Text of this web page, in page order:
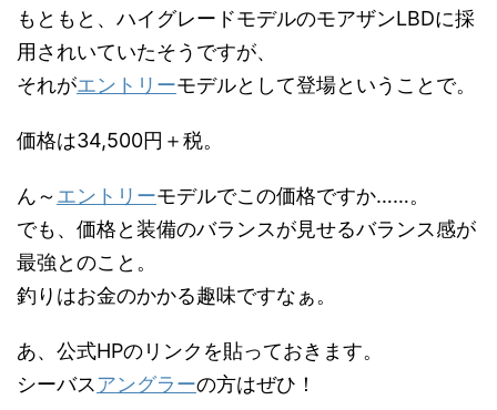
もともと、ハイグレードモデルのモアザンLBDに採
用されいていたそうですが、
それがエントリーモデルとして登場ということで。
価格は34,500円＋税。
ん～ エントリーモデルでこの価格ですか……。
でも、価格と装備のバランスが見せるバランス感が
最強とのこと。
釣りはお金のかかる趣味ですなぁ。
あ、公式HPのリンクを貼っておきます。
シーバスアングラーの方はぜひ！